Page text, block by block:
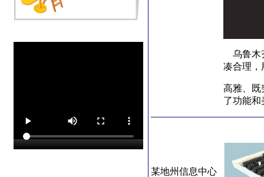
乌鲁木
凑合理，
高雅、既
了功能和
某地州信息中心